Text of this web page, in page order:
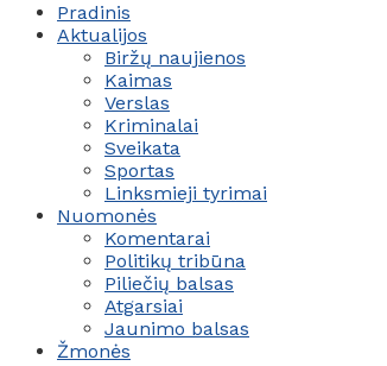
Pradinis
Aktualijos
Biržų naujienos
Kaimas
Verslas
Kriminalai
Sveikata
Sportas
Linksmieji tyrimai
Nuomonės
Komentarai
Politikų tribūna
Piliečių balsas
Atgarsiai
Jaunimo balsas
Žmonės